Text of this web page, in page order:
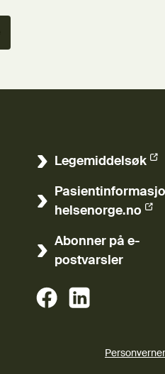
Legemiddelsøk
(Ekstern lenke)
helsenorge.no
(Ekstern lenke)
Abonner på e-
postvarsler
(Ekstern lenke)